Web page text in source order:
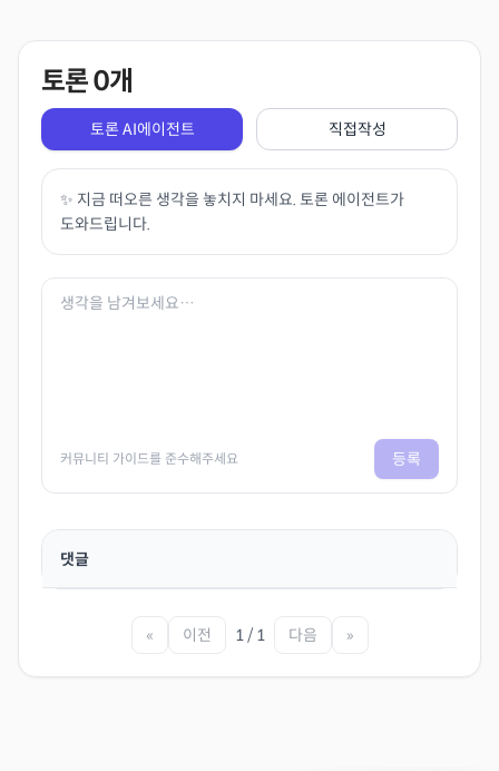
토론0개
토론 AI에이전트 직접작성
✨ 지금 떠오른 생각을 놓치지 마세요. 토론 에이전트가
도와드립니다.
커뮤니티 가이드를 준수해주세요 등록
댓글
« 이전 1 / 1 다음 »